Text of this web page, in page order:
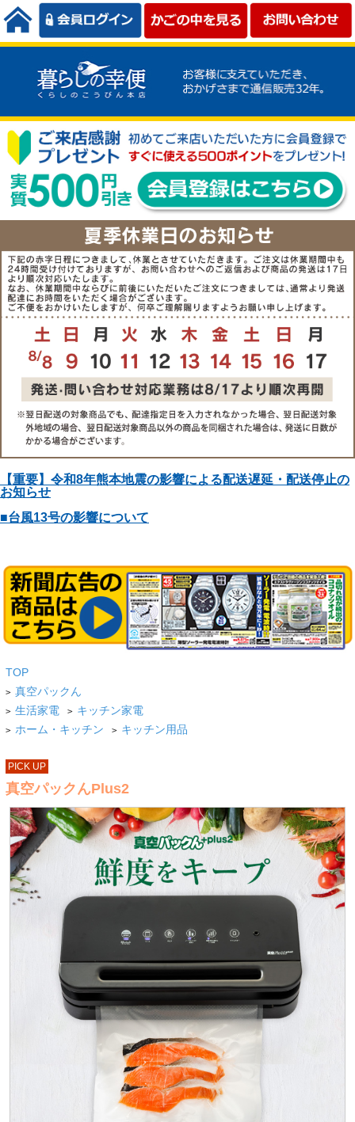
【重要】令和8年熊本地震の影響による配送遅延・配送停止の
お知らせ
■台風13号の影響について
TOP
> 真空パックん
> 生活家電 > キッチン家電
> ホーム・キッチン > キッチン用品
PICK UP
真空パックんPlus2